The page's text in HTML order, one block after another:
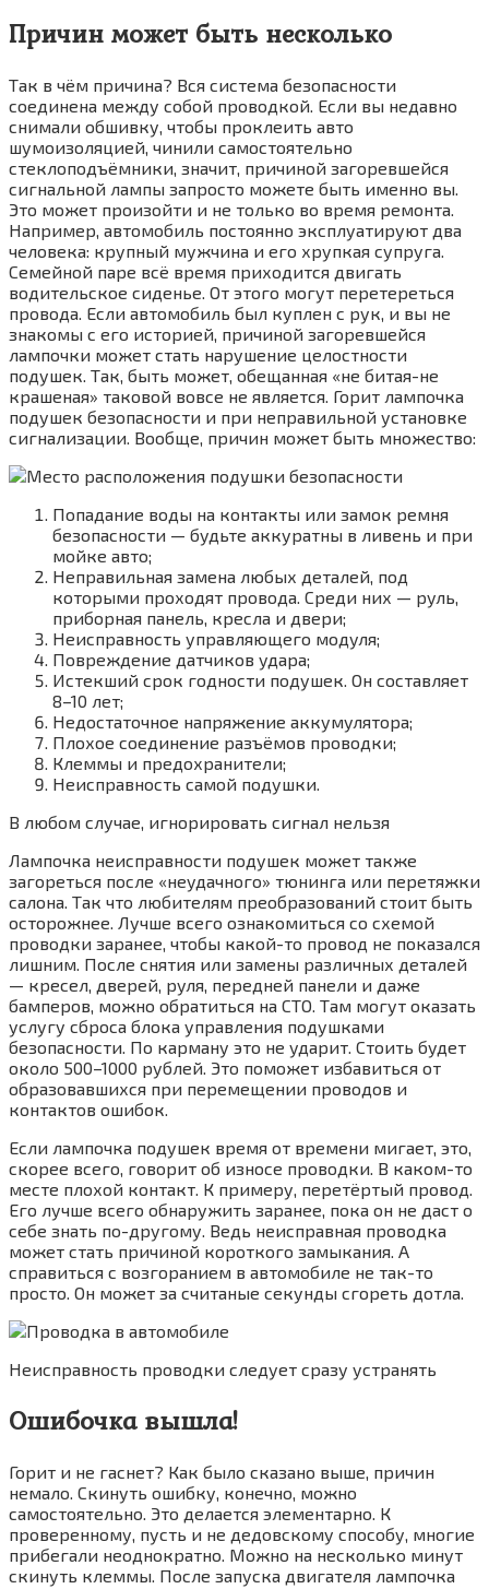
Причин может быть несколько
Так в чём причина? Вся система безопасности
соединена между собой проводкой. Если вы недавно
снимали обшивку, чтобы проклеить авто
шумоизоляцией, чинили самостоятельно
стеклоподъёмники, значит, причиной загоревшейся
сигнальной лампы запросто можете быть именно вы.
Это может произойти и не только во время ремонта.
Например, автомобиль постоянно эксплуатируют два
человека: крупный мужчина и его хрупкая супруга.
Семейной паре всё время приходится двигать
водительское сиденье. От этого могут перетереться
провода. Если автомобиль был куплен с рук, и вы не
знакомы с его историей, причиной загоревшейся
лампочки может стать нарушение целостности
подушек. Так, быть может, обещанная «не битая-не
крашеная» таковой вовсе не является. Горит лампочка
подушек безопасности и при неправильной установке
сигнализации. Вообще, причин может быть множество:
Попадание воды на контакты или замок ремня
безопасности — будьте аккуратны в ливень и при
мойке авто;
Неправильная замена любых деталей, под
которыми проходят провода. Среди них — руль,
приборная панель, кресла и двери;
Неисправность управляющего модуля;
Повреждение датчиков удара;
Истекший срок годности подушек. Он составляет
8–10 лет;
Недостаточное напряжение аккумулятора;
Плохое соединение разъёмов проводки;
Клеммы и предохранители;
Неисправность самой подушки.
В любом случае, игнорировать сигнал нельзя
Лампочка неисправности подушек может также
загореться после «неудачного» тюнинга или перетяжки
салона. Так что любителям преобразований стоит быть
осторожнее. Лучше всего ознакомиться со схемой
проводки заранее, чтобы какой-то провод не показался
лишним. После снятия или замены различных деталей
— кресел, дверей, руля, передней панели и даже
бамперов, можно обратиться на СТО. Там могут оказать
услугу сброса блока управления подушками
безопасности. По карману это не ударит. Стоить будет
около 500–1000 рублей. Это поможет избавиться от
образовавшихся при перемещении проводов и
контактов ошибок.
Если лампочка подушек время от времени мигает, это,
скорее всего, говорит об износе проводки. В каком-то
месте плохой контакт. К примеру, перетёртый провод.
Его лучше всего обнаружить заранее, пока он не даст о
себе знать по-другому. Ведь неисправная проводка
может стать причиной короткого замыкания. А
справиться с возгоранием в автомобиле не так-то
просто. Он может за считаные секунды сгореть дотла.
Неисправность проводки следует сразу устранять
Ошибочка вышла!
Горит и не гаснет? Как было сказано выше, причин
немало. Скинуть ошибку, конечно, можно
самостоятельно. Это делается элементарно. К
проверенному, пусть и не дедовскому способу, многие
прибегали неоднократно. Можно на несколько минут
скинуть клеммы. После запуска двигателя лампочка